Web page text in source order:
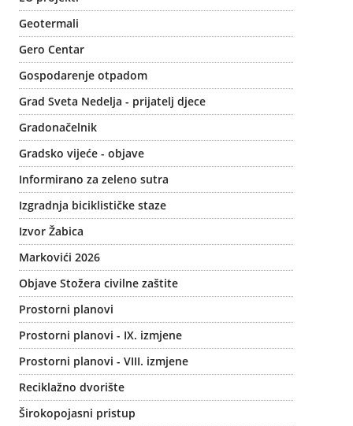
Geotermali
Gero Centar
Gospodarenje otpadom
Grad Sveta Nedelja - prijatelj djece
Gradonačelnik
Gradsko vijeće - objave
Informirano za zeleno sutra
Izgradnja biciklističke staze
Izvor Žabica
Markovići 2026
Objave Stožera civilne zaštite
Prostorni planovi
Prostorni planovi - IX. izmjene
Prostorni planovi - VIII. izmjene
Reciklažno dvorište
Širokopojasni pristup